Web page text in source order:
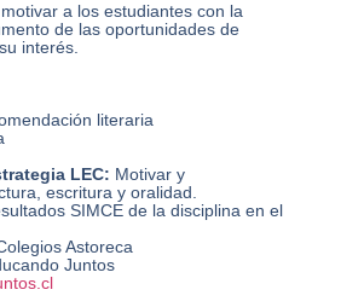
a los estudiantes con la
de las oportunidades de
interés.
literaria
LEC: Motivar y
escritura y oralidad.
SIMCE de la disciplina en el
Astoreca
Juntos